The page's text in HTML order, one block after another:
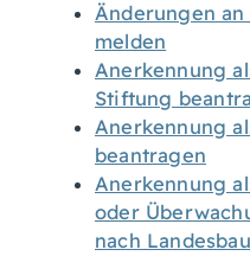
Änderungen an
melden
Anerkennung
Stiftung
Anerkennung
beantragen
Anerkennung
oder
nach